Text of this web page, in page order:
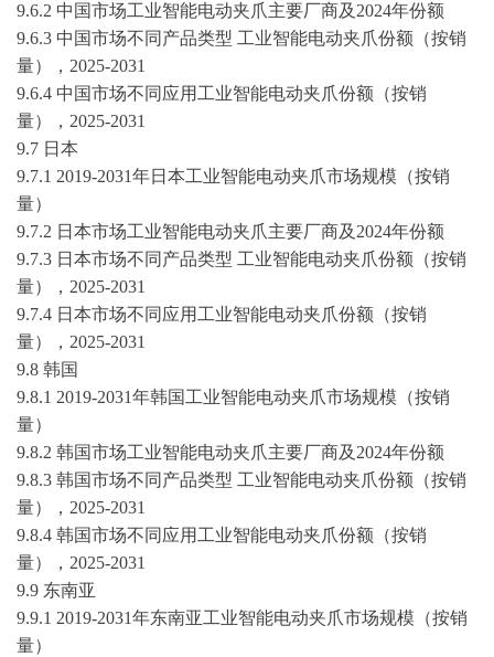
9.6.2 中国市场工业智能电动夹爪主要厂商及2024年份额
9.6.3 中国市场不同产品类型 工业智能电动夹爪份额（按销
量）， 2025-2031
9.6.4 中国市场不同应用工业智能电动夹爪份额（按销
量）， 2025-2031
9.7 日本
9.7.1 2019-2031年日本工业智能电动夹爪市场规模（按销
量）
9.7.2 日本市场工业智能电动夹爪主要厂商及2024年份额
9.7.3 日本市场不同产品类型 工业智能电动夹爪份额（按销
量）， 2025-2031
9.7.4 日本市场不同应用工业智能电动夹爪份额（按销
量）， 2025-2031
9.8 韩国
9.8.1 2019-2031年韩国工业智能电动夹爪市场规模（按销
量）
9.8.2 韩国市场工业智能电动夹爪主要厂商及2024年份额
9.8.3 韩国市场不同产品类型 工业智能电动夹爪份额（按销
量）， 2025-2031
9.8.4 韩国市场不同应用工业智能电动夹爪份额（按销
量）， 2025-2031
9.9 东南亚
9.9.1 2019-2031年东南亚工业智能电动夹爪市场规模（按销
量）